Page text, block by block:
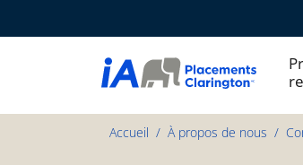
Accueil À propos de nous